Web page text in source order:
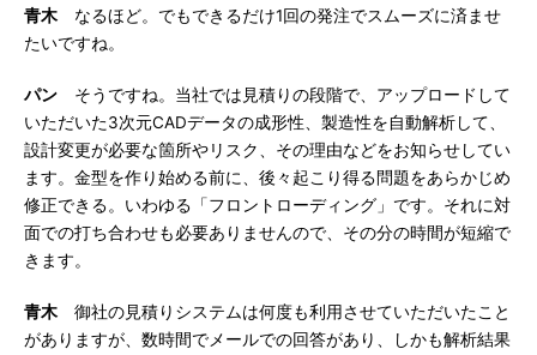
青木 なるほど。でもできるだけ1回の発注でスムーズに済ませ
たいですね。
パン そうですね。当社では見積りの段階で、アップロードして
いただいた3次元CADデータの成形性、製造性を自動解析して、
設計変更が必要な箇所やリスク、その理由などをお知らせしてい
ます。金型を作り始める前に、後々起こり得る問題をあらかじめ
修正できる。いわゆる「フロントローディング」です。それに対
面での打ち合わせも必要ありませんので、その分の時間が短縮で
きます。
青木 御社の見積りシステムは何度も利用させていただいたこと
がありますが、数時間でメールでの回答があり、しかも解析結果